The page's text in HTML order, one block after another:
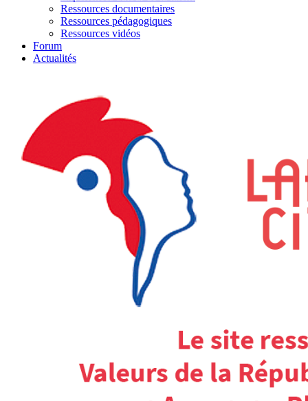
Ressources documentaires
Ressources pédagogiques
Ressources vidéos
Forum
Actualités